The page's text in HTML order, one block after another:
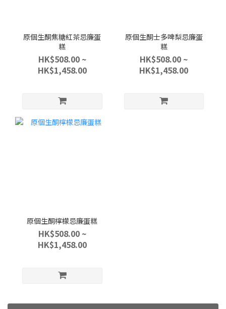
原個生酮焦糖紅茶忌廉蛋
糕
HK$508.00 ~
HK$1,458.00
原個生酮士多啤梨忌廉蛋
糕
HK$508.00 ~
HK$1,458.00
原個生酮檸檬忌廉蛋糕
HK$508.00 ~
HK$1,458.00